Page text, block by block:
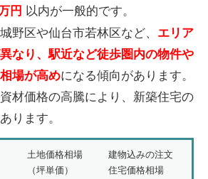
円 以内が一般的です。
野区や仙台市若林区など、 エリア
なり、駅近など徒歩圏内の物件や
場が高めになる傾向があります。
材価格の高騰により、新築住宅の
ります。
土地価格相場
（坪単価）
建物込みの注文
住宅価格相場